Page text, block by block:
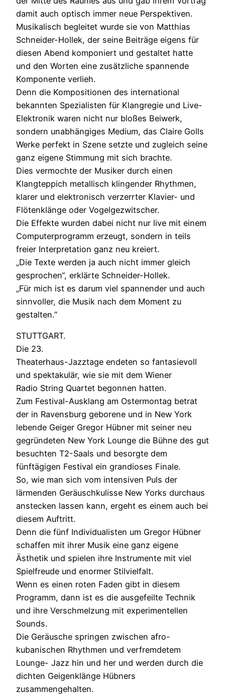
damit auch optisch immer neue Perspektiven.
Musikalisch begleitet wurde sie von Matthias
Schneider-Hollek, der seine Beiträge eigens für
diesen Abend komponiert und gestaltet hatte
und den Worten eine zusätzliche spannende
Komponente verlieh.
Denn die Kompositionen des international
bekannten Spezialisten für Klangregie und Live-
Elektronik waren nicht nur bloßes Beiwerk,
sondern unabhängiges Medium, das Claire Golls
Werke perfekt in Szene setzte und zugleich seine
ganz eigene Stimmung mit sich brachte.
Dies vermochte der Musiker durch einen
Klangteppich metallisch klingender Rhythmen,
klarer und elektronisch verzerrter Klavier- und
Flötenklänge oder Vogelgezwitscher.
Die Effekte wurden dabei nicht nur live mit einem
Computerprogramm erzeugt, sondern in teils
freier Interpretation ganz neu kreiert.
„Die Texte werden ja auch nicht immer gleich
gesprochen“, erklärte Schneider-Hollek.
„Für mich ist es darum viel spannender und auch
sinnvoller, die Musik nach dem Moment zu
gestalten.“
STUTTGART.
Die 23.
Theaterhaus-Jazztage endeten so fantasievoll
und spektakulär, wie sie mit dem Wiener
Radio String Quartet begonnen hatten.
Zum Festival-Ausklang am Ostermontag betrat
der in Ravensburg geborene und in New York
lebende Geiger Gregor Hübner mit seiner neu
gegründeten New York Lounge die Bühne des gut
besuchten T2-Saals und besorgte dem
fünftägigen Festival ein grandioses Finale.
So, wie man sich vom intensiven Puls der
lärmenden Geräuschkulisse New Yorks durchaus
anstecken lassen kann, ergeht es einem auch bei
diesem Auftritt.
Denn die fünf Individualisten um Gregor Hübner
schaffen mit ihrer Musik eine ganz eigene
Ästhetik und spielen ihre Instrumente mit viel
Spielfreude und enormer Stilvielfalt.
Wenn es einen roten Faden gibt in diesem
Programm, dann ist es die ausgefeilte Technik
und ihre Verschmelzung mit experimentellen
Sounds.
Die Geräusche springen zwischen afro-
kubanischen Rhythmen und verfremdetem
Lounge- Jazz hin und her und werden durch die
dichten Geigenklänge Hübners
zusammengehalten.